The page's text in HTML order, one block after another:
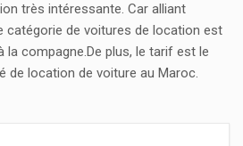
très intéressante. Car alliant
de voitures de location est
la compagne.De plus, le tarif est le
de location de voiture au Maroc.